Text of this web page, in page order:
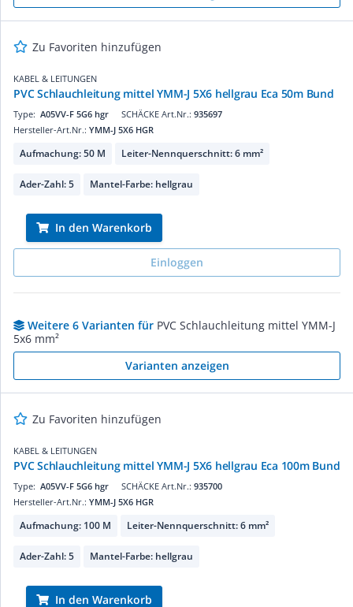
Zu Favoriten hinzufügen
KABEL & LEITUNGEN
PVC Schlauchleitung mittel YMM-J 5X6 hellgrau Eca 50m Bund
SCHÄCKE Art.Nr.: 935697
Type: A05VV-F 5G6 hgr
Hersteller-Art.Nr.: YMM-J 5X6 HGR
Aufmachung: 50 M Leiter-Nennquerschnitt: 6 mm²
Ader-Zahl: 5 Mantel-Farbe: hellgrau
In den Warenkorb
Einloggen
Weitere 6 Varianten für PVC Schlauchleitung mittel YMM-J
5x6 mm²
Varianten anzeigen
Zu Favoriten hinzufügen
KABEL & LEITUNGEN
PVC Schlauchleitung mittel YMM-J 5X6 hellgrau Eca 100m Bund
SCHÄCKE Art.Nr.: 935700
Type: A05VV-F 5G6 hgr
Hersteller-Art.Nr.: YMM-J 5X6 HGR
Aufmachung: 100 M Leiter-Nennquerschnitt: 6 mm²
Ader-Zahl: 5 Mantel-Farbe: hellgrau
In den Warenkorb